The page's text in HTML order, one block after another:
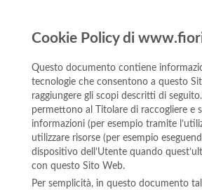
Cookie Policy di
Questo documento contiene
tecnologie che consentono a questo
raggiungere gli scopi descritti di
permettono al Titolare di raccogliere e
informazioni (per esempio tramite
utilizzare risorse (per esempio
dispositivo dell’Utente quando
con questo Sito Web.
Per semplicità, in questo documento